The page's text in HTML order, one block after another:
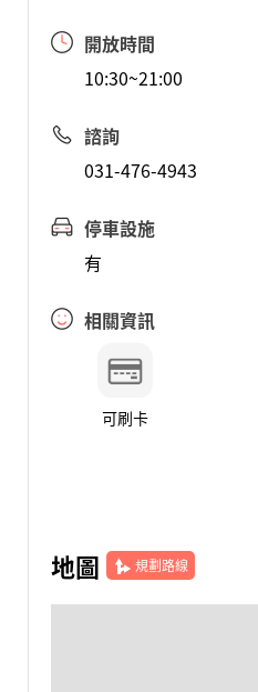
開放時間
10:30~21:00
諮詢
031-476-4943
停車設施
有
相關資訊
可刷卡
地圖 規劃路線